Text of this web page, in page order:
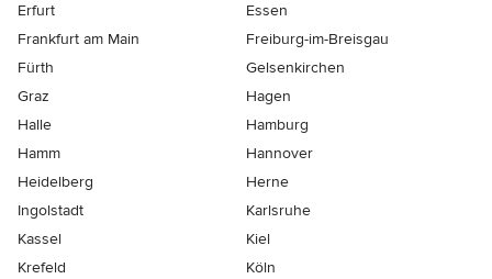
Erfurt
Essen
Frankfurt am Main
Freiburg-im-Breisgau
Fürth
Gelsenkirchen
Graz
Hagen
Halle
Hamburg
Hamm
Hannover
Heidelberg
Herne
Ingolstadt
Karlsruhe
Kassel
Kiel
Krefeld
Köln